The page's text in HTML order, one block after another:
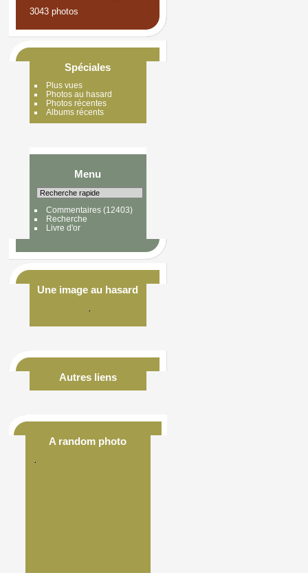
3043 photos
Spéciales
Plus vues
Photos au hasard
Photos récentes
Albums récents
Menu
Commentaires(12403)
Recherche
Livre d'or
Une image au hasard
Autres liens
A random photo